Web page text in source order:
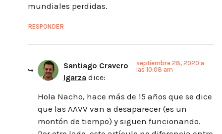
mundiales perdidas.
RESPONDER
Santiago Cravero
Igarza dice:
septiembre 28, 2020 a
las 10:08 am
Hola Nacho, hace más de 15 años que se dice
que las AAVV van a desaparecer (es un
montón de tiempo) y siguen funcionando.